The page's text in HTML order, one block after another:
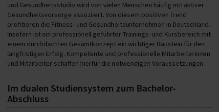
und Gesundheitsstudio wird von vielen Menschen häufig mit aktiver
Gesundheitsvorsorge assoziiert. Von diesem positiven Trend
profitieren die Fitness- und Gesundheitsunternehmen in Deutschland.
Insofern ist ein professionell geführter Trainings- und Kursbereich mit
einem durchdachten Gesamtkonzept ein wichtiger Baustein für den
langfristigen Erfolg. Kompetente und professionelle Mitarbeiterinnen
und Mitarbeiter schaffen hierfür die notwendigen Voraussetzungen.
Im dualen Studiensystem zum Bachelor-
Abschluss